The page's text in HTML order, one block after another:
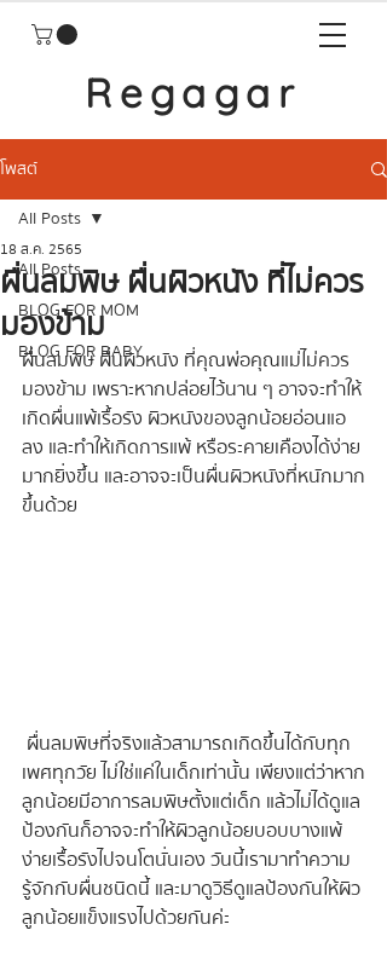
Regagar
โพสต์
All Posts
BLOG FOR MOM
BLOG FOR BABY
All Posts
ผื่นลมพิษ ผื่นผิวหนัง ที่ไม่ควร
มองข้าม
18 ส.ค. 2565
ผื่นลมพิษ ผื่นผิวหนัง ที่คุณพ่อคุณแม่ไม่ควร
มองข้าม เพราะหากปล่อยไว้นาน ๆ อาจจะทำให้
เกิดผื่นแพ้เรื้อรัง ผิวหนังของลูกน้อยอ่อนแอ
ลง และทำให้เกิดการแพ้ หรือระคายเคืองได้ง่าย
มากยิ่งขึ้น และอาจจะเป็นผื่นผิวหนังที่หนักมาก
ขึ้นด้วย
เพศทุกวัย ไม่ใช่แค่ในเด็กเท่านั้น เพียงแต่ว่าหาก
ลูกน้อยมีอาการลมพิษตั้งแต่เด็ก แล้วไม่ได้ดูแล
ป้องกันก็อาจจะทำให้ผิวลูกน้อยบอบบางแพ้
ง่ายเรื้อรังไปจนโตนั่นเอง วันนี้เรามาทำความ
รู้จักกับผื่นชนิดนี้ และมาดูวิธีดูแลป้องกันให้ผิว
ลูกน้อยแข็งแรงไปด้วยกันค่ะ